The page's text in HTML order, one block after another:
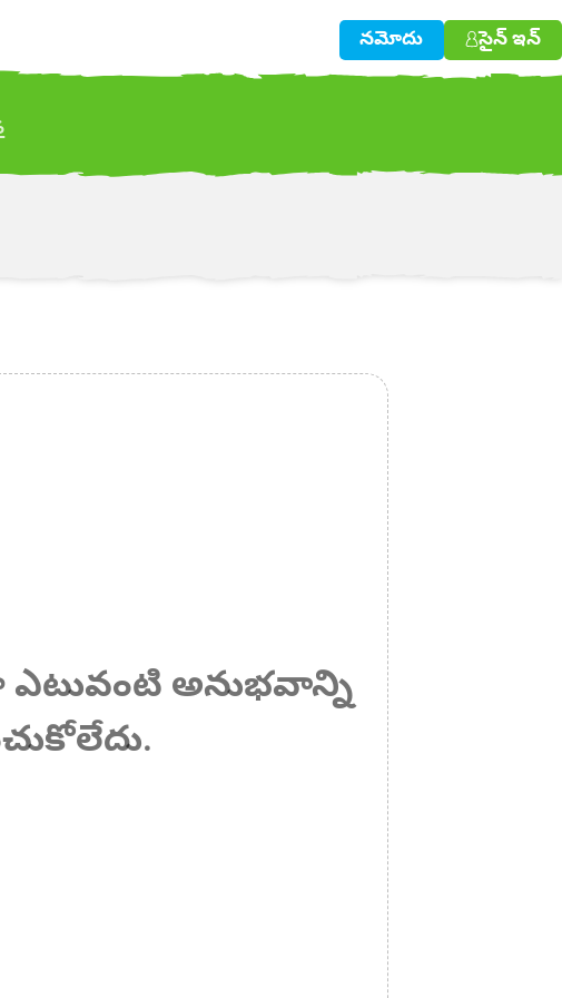
నమోదు సైన్ ఇన్
ఎటువంటి అనుభవాన్ని